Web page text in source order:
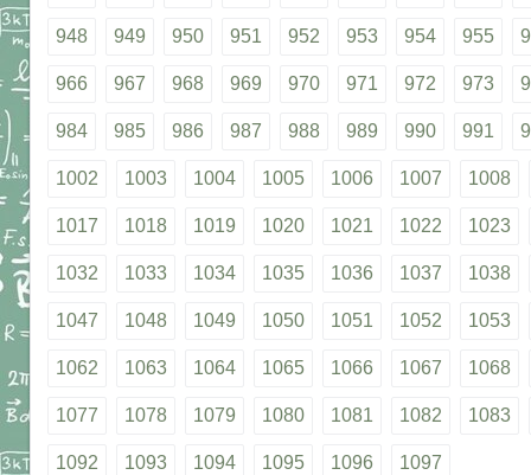
948 949 950 951 952 953 954 955
966 967 968 969 970 971 972 973
984 985 986 987 988 989 990 991
1002 1003 1004 1005 1006 1007 1008
1017 1018 1019 1020 1021 1022 1023
1032 1033 1034 1035 1036 1037 1038
1047 1048 1049 1050 1051 1052 1053
1062 1063 1064 1065 1066 1067 1068
1077 1078 1079 1080 1081 1082 1083
1092 1093 1094 1095 1096 1097